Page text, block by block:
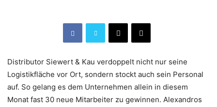
Distributor Siewert & Kau verdoppelt nicht nur seine
Logistikfläche vor Ort, sondern stockt auch sein Personal
auf. So gelang es dem Unternehmen allein in diesem
Monat fast 30 neue Mitarbeiter zu gewinnen. Alexandros